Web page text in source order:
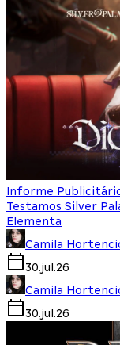
Informe
Testamos Silver
Elementa
Camila
30.jul.26
Camila
30.jul.26